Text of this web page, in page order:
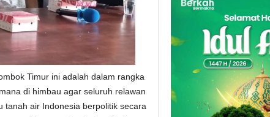
Timur ini adalah dalam rangka
di himbau agar seluruh relawan
tanah air Indonesia berpolitik secara